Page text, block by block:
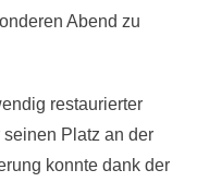
Abend zu
restaurierter
Platz an der
konnte dank der